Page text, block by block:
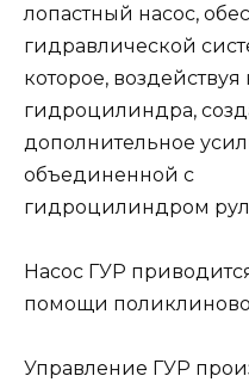
лопастный насос,
гидравлической
которое,
гидроцилиндра,
дополнительное
объединенной с
гидроцилиндром
Насос ГУР
помощи
Управление ГУР